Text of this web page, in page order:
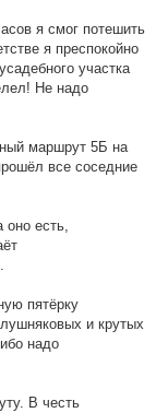
я смог потешить
я преспокойно
участка
Не надо
маршрут 5Б на
все соседние
оно есть,
пятёрку
и крутых
надо
В честь